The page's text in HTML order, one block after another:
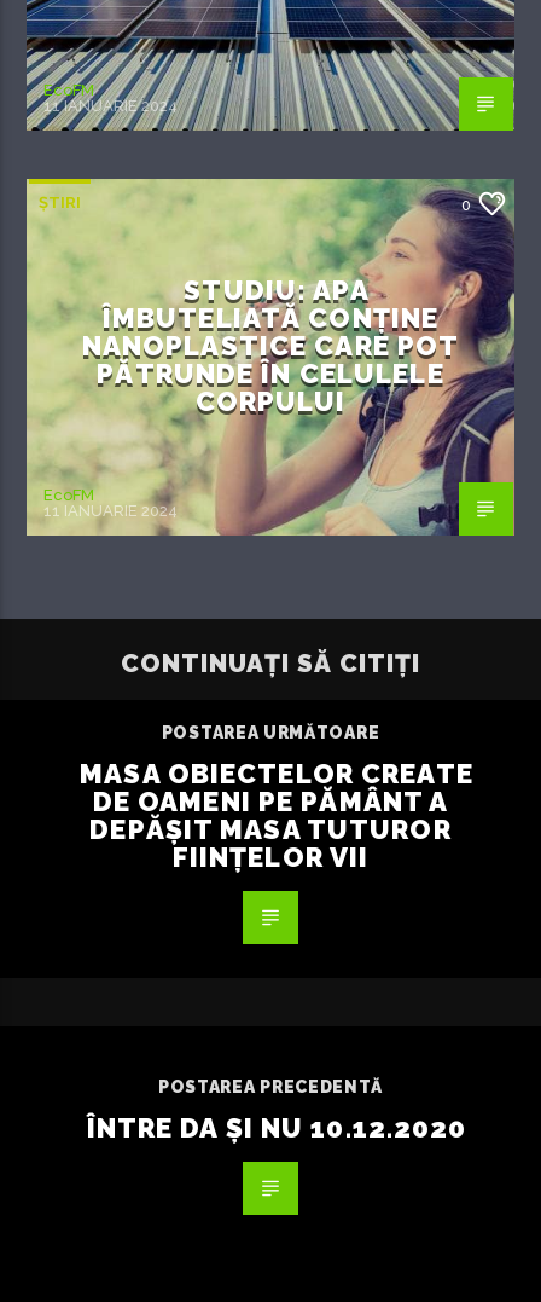
EcoFM
11 IANUARIE 2024
ȘTIRI 0
STUDIU: APA
ÎMBUTELIATĂ CONȚINE
NANOPLASTICE CARE POT
PĂTRUNDE ÎN CELULELE
CORPULUI
EcoFM
11 IANUARIE 2024
CONTINUAȚI SĂ CITIȚI
POSTAREA URMĂTOARE
MASA OBIECTELOR CREATE
DE OAMENI PE PĂMÂNT A
DEPĂȘIT MASA TUTUROR
FIINȚELOR VII
POSTAREA PRECEDENTĂ
ÎNTRE DA ȘI NU 10.12.2020